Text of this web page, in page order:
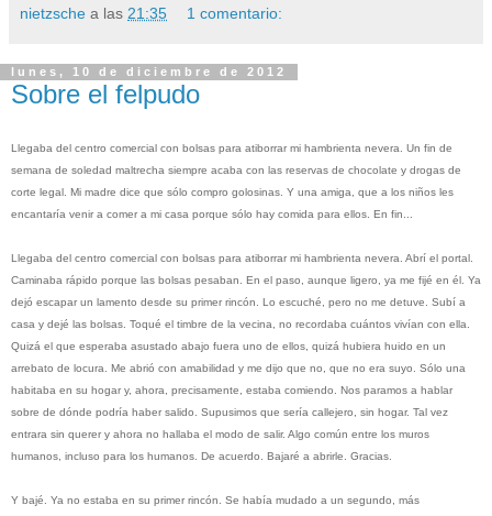
nietzsche a las 21:35 1 comentario:
lunes, 10 de diciembre de 2012
Sobre el felpudo
Llegaba del centro comercial con bolsas para atiborrar mi hambrienta nevera. Un fin de
semana de soledad maltrecha siempre acaba con las reservas de chocolate y drogas de
corte legal. Mi madre dice que sólo compro golosinas. Y una amiga, que a los niños les
encantaría venir a comer a mi casa porque sólo hay comida para ellos. En fin...
Llegaba del centro comercial con bolsas para atiborrar mi hambrienta nevera. Abrí el portal.
Caminaba rápido porque las bolsas pesaban. En el paso, aunque ligero, ya me fijé en él. Ya
dejó escapar un lamento desde su primer rincón. Lo escuché, pero no me detuve. Subí a
casa y dejé las bolsas. Toqué el timbre de la vecina, no recordaba cuántos vivían con ella.
Quizá el que esperaba asustado abajo fuera uno de ellos, quizá hubiera huido en un
arrebato de locura. Me abrió con amabilidad y me dijo que no, que no era suyo. Sólo una
habitaba en su hogar y, ahora, precisamente, estaba comiendo. Nos paramos a hablar
sobre de dónde podría haber salido. Supusimos que sería callejero, sin hogar. Tal vez
entrara sin querer y ahora no hallaba el modo de salir. Algo común entre los muros
humanos, incluso para los humanos. De acuerdo. Bajaré a abrirle. Gracias.
Y bajé. Ya no estaba en su primer rincón. Se había mudado a un segundo, más